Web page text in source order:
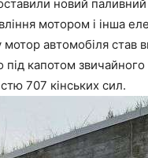
новий
мотором і інша
автомобіля став
капотом
707 кінських сил.